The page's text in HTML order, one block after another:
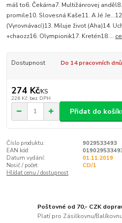
máš to6. Čekárna7. Multižánrovej
promile10. Slovesná Kaše11. A Jé
(Vyrovnávací)13. Miluje život (Aha)14.
+chaozz16. Olympionik17. Kretén18....
Dostupnost Do 14 pracovních dnů
274 Kč/KS
226 Kč bez DPH
Přidat do
Číslo produktu:
9029533493
EAN kód:
Datum vydání:
01.11.2019
Nosič / počet:
CD/1
Hlídat cenu / dostupnost
Poštovné od 70,- CZK
Platí pro Zásilkovnu/